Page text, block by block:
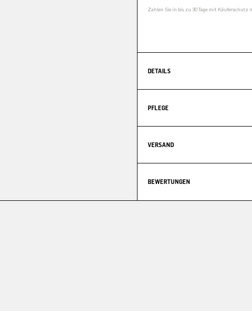
Zahlen Sie in bis zu 30 Tage mit Käuferschutz
DETAILS
PFLEGE
VERSAND
BEWERTUNGEN